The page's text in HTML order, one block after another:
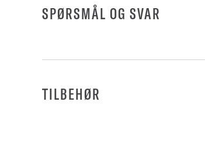
SPØRSMÅL OG SVAR
TILBEHØR